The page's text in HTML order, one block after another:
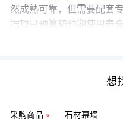
然成熟可靠，但需要配套
据项目预算和预期使用寿
想
采购商品